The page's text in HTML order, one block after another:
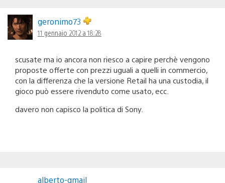
geronimo73
11 gennaio 2012 a 18:28
scusate ma io ancora non riesco a capire perchè vengono
proposte offerte con prezzi uguali a quelli in commercio,
con la differenza che la versione Retail ha una custodia, il
gioco può essere rivenduto come usato, ecc.
davero non capisco la politica di Sony.
alberto-gmail